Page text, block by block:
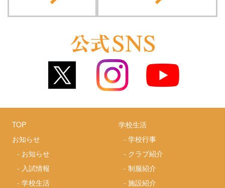
TOP
お知らせ
- お知らせ
- 入試情報
-学校生活
学校生活
-学校行事
- クラブ紹介
-制服紹介
-施設紹介